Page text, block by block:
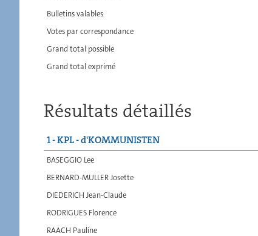
Bulletins valables
Votes par correspondance
Grand total possible
Grand total exprimé
Résultats détaillés
1 - KPL - d'KOMMUNISTEN
BASEGGIO Lee
BERNARD-MULLER Josette
DIEDERICH Jean-Claude
RODRIGUES Florence
RAACH Pauline